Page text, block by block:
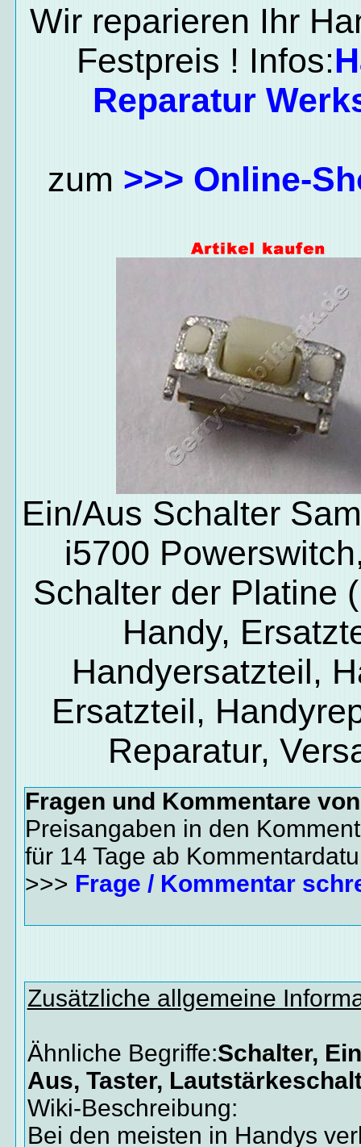
Wir reparieren Ihr
Festpreis ! Infos:
Reparatur
zum >>> Online-
Ein/Aus Schalter
i5700
Schalter der Platine
Handy,
Handyersatzteil,
Ersatzteil,
Reparatur,
Fragen und Kommentare
Preisangaben in den
für 14 Tage ab
>>> Frage / Kommentar
Zusätzliche allgemeine
Ähnliche Begriffe:Schalter,
Aus, Taster,
Wiki-Beschreibung:
Bei den meisten in Handys